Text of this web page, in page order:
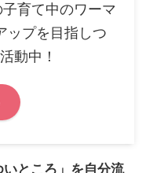
育て中のワーマ
ップを目指しつ
動中！
ところ」を自分流